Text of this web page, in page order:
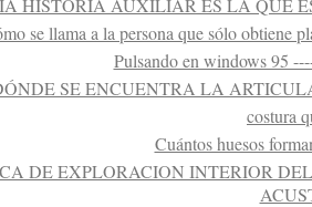
HISTORIA AUXILIAR ES LA QUE
se llama a la persona que sólo obtiene
Pulsando en windows 95
SE ENCUENTRA LA
costura
Cuántos huesos
DE EXPLORACION INTERIOR